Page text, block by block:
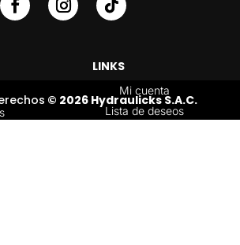
LINKS
Mi cuenta
Lista de deseos
© 2026 Hydraulicks S.A.C.